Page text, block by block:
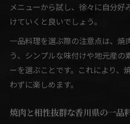
メニューから試し、徐々に自分好
けていくと良いでしょう。
一品料理を選ぶ際の注意点は、焼
う、シンプルな味付けや地元産の
ーを選ぶことです。これにより、
わずに楽しめます。
焼肉と相性抜群な香川県の一品